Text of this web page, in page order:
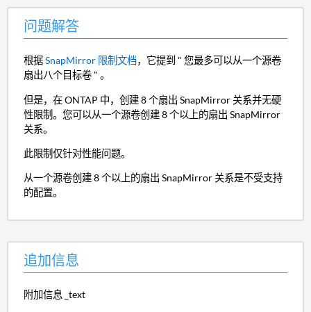
问题解答
根据SnapMirror 限制文档，它提到 " 您最多可以从一个源卷
扇出八个目标卷 " 。
但是，在 ONTAP 中，创建 8 个扇出 SnapMirror 关系并无硬
性限制。您可以从一个源卷创建 8 个以上的扇出 SnapMirror
关系。
此限制仅针对性能问题。
从一个源卷创建 8 个以上的扇出 SnapMirror 关系是不受支持
的配置。
追加信息
附加信息 _text